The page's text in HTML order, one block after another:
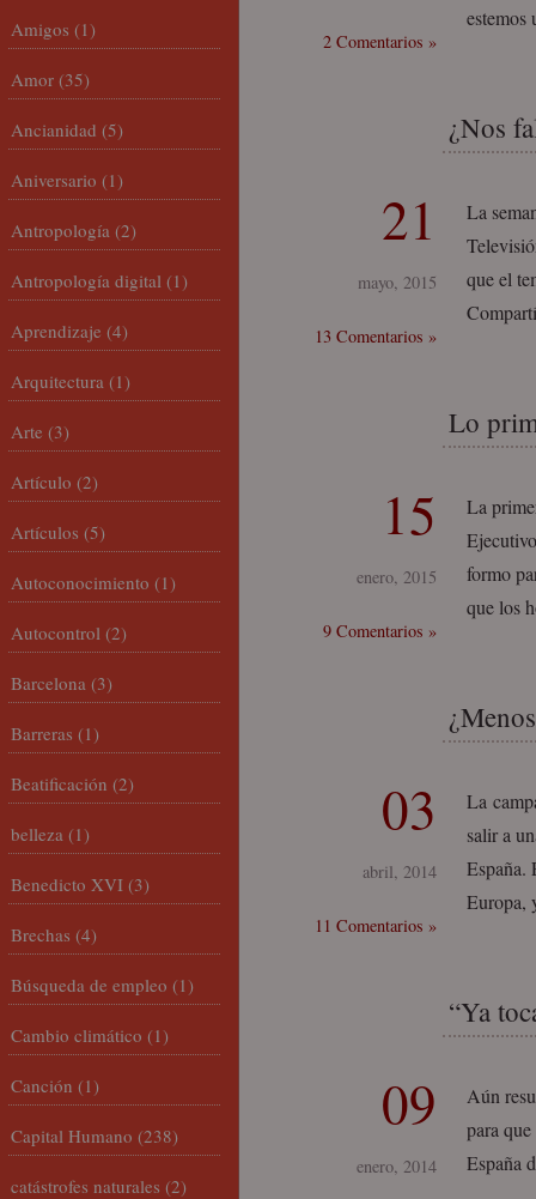
2 Comentarios »
¿Nos
21
mayo, 2015
13 Comentarios »
La
que el
Lo
15
enero, 2015
9 Comentarios »
La
formo
que los
03
abril, 2014
11 Comentarios »
La
salir a
España.
“Ya
09
enero, 2014
Aún
para
España
Amigos (1)
Amor (35)
Ancianidad (5)
Aniversario (1)
Antropología (2)
Antropología digital (1)
Aprendizaje (4)
Arquitectura (1)
Arte (3)
Artículo (2)
Artículos (5)
Autoconocimiento (1)
Autocontrol (2)
Barcelona (3)
Barreras (1)
Beatificación (2)
belleza (1)
Benedicto XVI (3)
Brechas (4)
Búsqueda de empleo (1)
Cambio climático (1)
Canción (1)
Capital Humano (238)
catástrofes naturales (2)